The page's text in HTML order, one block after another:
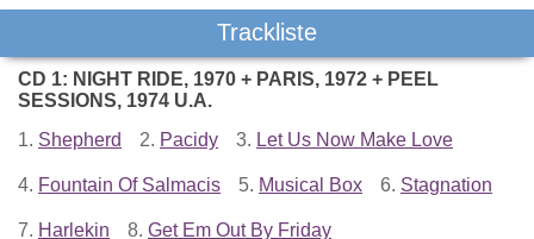
Trackliste
CD 1: NIGHT RIDE, 1970 + PARIS, 1972 + PEEL
SESSIONS, 1974 U.A.
1. Shepherd 2. Pacidy 3. Let Us Now Make Love
4. Fountain Of Salmacis 5. Musical Box 6. Stagnation
7. Harlekin 8. Get Em Out By Friday